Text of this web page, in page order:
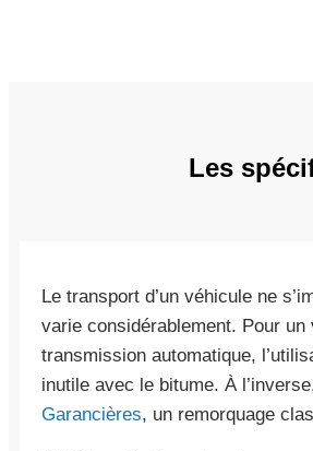
Les
Le transport d’un véhicule ne
varie considérablement. Pour
transmission automatique,
inutile avec le bitume. À
Garancières, un remorquage